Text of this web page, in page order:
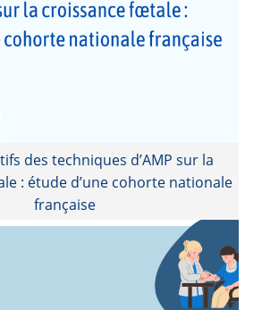
des techniques d’AMP sur la
: étude d’une cohorte nationale
française